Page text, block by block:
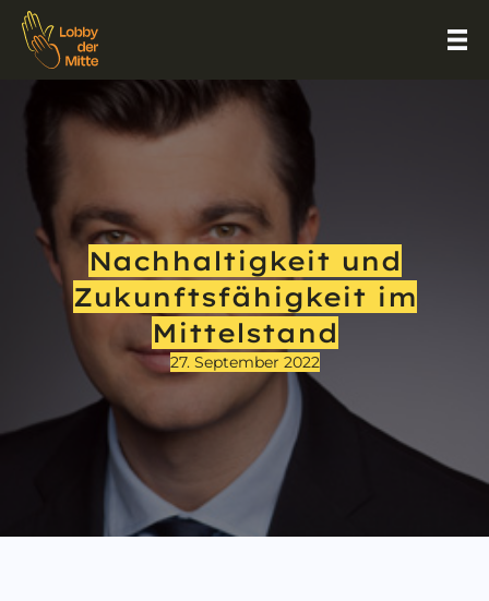
Nachhaltigkeit und
Zukunftsfähigkeit im
Mittelstand
27. September 2022